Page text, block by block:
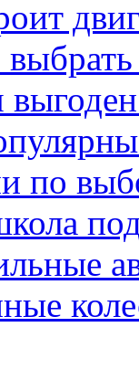
по